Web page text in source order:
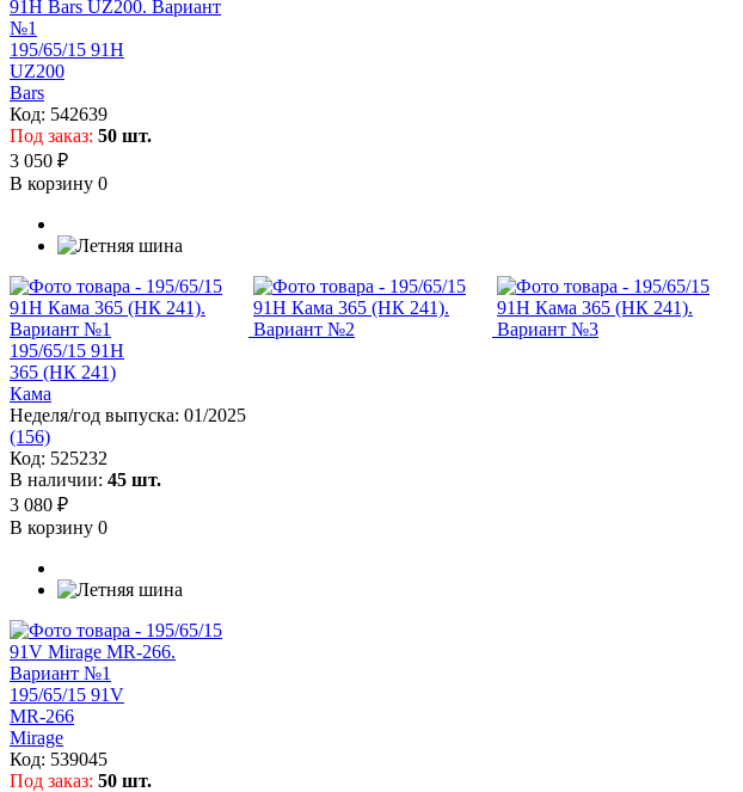
195/65/15 91H
UZ200
Bars
Код: 542639
Под заказ: 50 шт.
3 050 ₽
В корзину 0
195/65/15 91H
365 (НК 241)
Кама
Неделя/год выпуска: 01/2025
(156)
Код: 525232
В наличии: 45 шт.
3 080 ₽
В корзину 0
195/65/15 91V
MR-266
Mirage
Код: 539045
Под заказ: 50 шт.